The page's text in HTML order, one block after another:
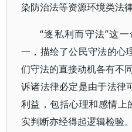
染防治法等资源环境类法律
“逐私利而守法”这
一，描绘了公民守法的心
们守法的直接动机各有不
诉诸法律必定是由于法律
利益，包括心理和感情上
实判断亦经得起逻辑检验